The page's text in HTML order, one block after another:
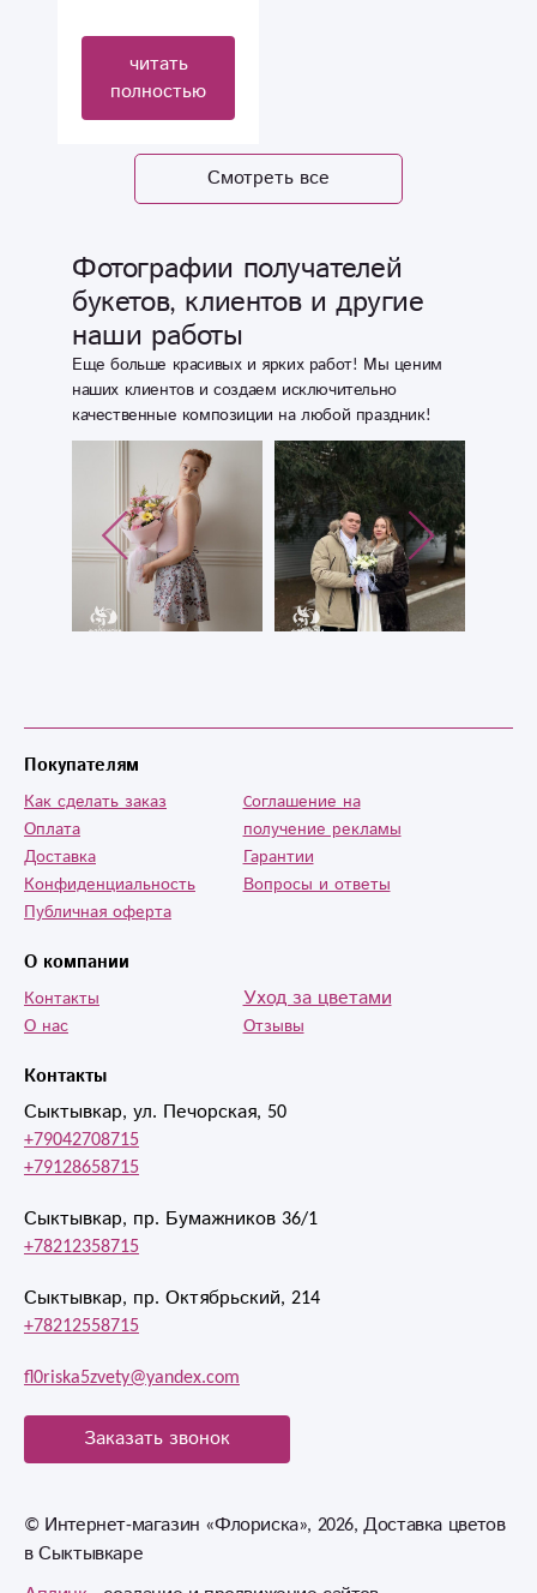
Желаю успехов и
процветания
вам!)
Свежие цветочки,
по цене можно
сказать, что
дешевые. Просто
супер!
читать
полностью
Смотреть все
Фотографии получателей
букетов, клиентов и другие
наши работы
Еще больше красивых и ярких работ! Мы ценим
наших клиентов и создаем исключительно
качественные композиции на любой праздник!
Контакты
Сыктывкар, ул. Печорская, 50
+79042708715
+79128658715
Сыктывкар, пр. Бумажников 36/1
+78212358715
Сыктывкар, пр. Октябрьский, 214
+78212558715
fl0riska5zvety@yandex.com
Заказать звонок
Покупателям
Как сделать заказ
Оплата
Доставка
Конфиденциальность
Публичная оферта
Cоглашение на
получение рекламы
Гарантии
Вопросы и ответы
О компании
Контакты
О нас
Уход за цветами
Отзывы
© Интернет-магазин «Флориска», 2026, Доставка цветов
в Сыктывкаре